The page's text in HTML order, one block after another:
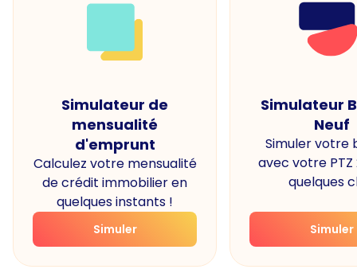
Simulateur de
mensualité
d'emprunt
Calculez votre mensualité
de crédit immobilier en
quelques instants !
Simuler
Simulateur
Neuf
Simuler votre
avec votre PTZ
quelques
Simuler